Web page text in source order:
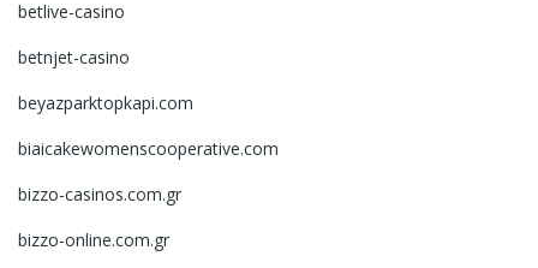
betlive-casino
betnjet-casino
beyazparktopkapi.com
biaicakewomenscooperative.com
bizzo-casinos.com.gr
bizzo-online.com.gr